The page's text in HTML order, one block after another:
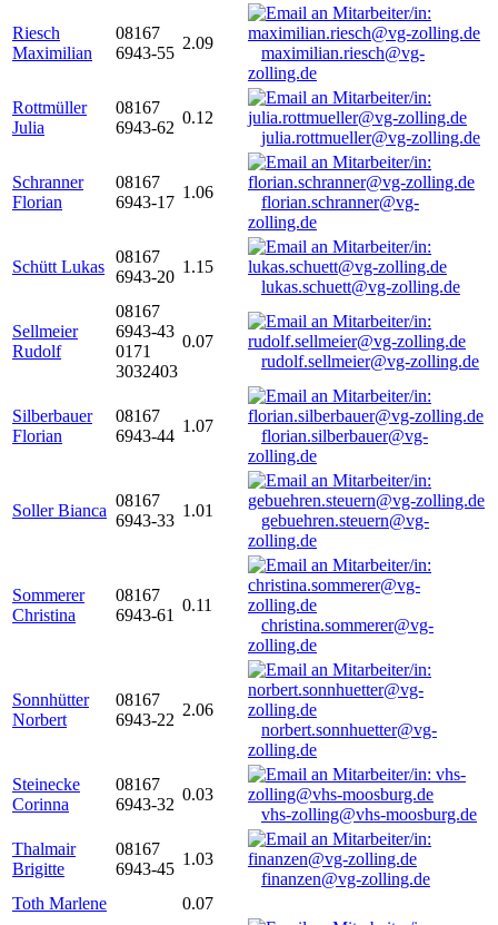
Riesch
Maximilian
08167
6943-55
2.09
maximilian.riesch@vg-
zolling.de
Rottmüller
Julia
08167
6943-62
0.12
julia.rottmueller@vg-zolling.de
Schranner
Florian
08167
6943-17
1.06
florian.schranner@vg-
zolling.de
Schütt Lukas
08167
6943-20
1.15
lukas.schuett@vg-zolling.de
Sellmeier
Rudolf
08167
6943-43
0171
3032403
0.07
rudolf.sellmeier@vg-zolling.de
Silberbauer
Florian
08167
6943-44
1.07
florian.silberbauer@vg-
zolling.de
Soller Bianca
08167
6943-33
1.01
gebuehren.steuern@vg-
zolling.de
Sommerer
Christina
08167
6943-61
0.11
christina.sommerer@vg-
zolling.de
Sonnhütter
Norbert
08167
6943-22
2.06
norbert.sonnhuetter@vg-
zolling.de
Steinecke
Corinna
08167
6943-32
0.03
vhs-zolling@vhs-moosburg.de
Thalmair
Brigitte
08167
6943-45
1.03
finanzen@vg-zolling.de
Toth Marlene
0.07